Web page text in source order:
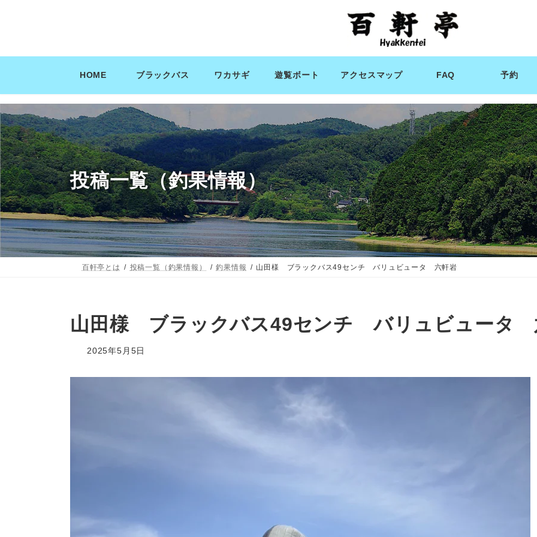
ン
ス
キ
ッ
プ
ー
ン
に
移
動
HOME ブラックバス ワカサギ 遊覧ボート アクセスマップ FAQ 予約
投稿一覧（釣果情報）
百軒亭とは 投稿一覧（釣果情報） 釣果情報 山田様 ブラックバス49センチ バリュビュータ 六軒岩
山田様 ブラックバス49センチ バリュビュータ
2025年5月5日